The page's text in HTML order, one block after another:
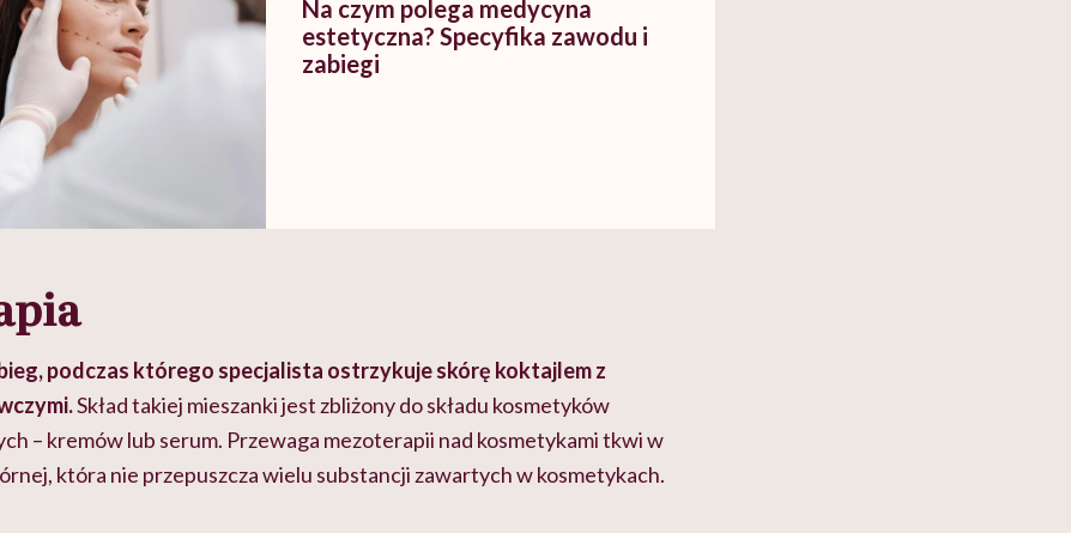
Na czym polega medycyna
estetyczna? Specyfika zawodu i
zabiegi
podczas którego specjalista ostrzykuje skórę koktajlem z
Skład takiej mieszanki jest zbliżony do składu kosmetyków
– kremów lub serum. Przewaga mezoterapii nad kosmetykamitkwi w
która nie przepuszcza wielu substancji zawartych w kosmetykach.